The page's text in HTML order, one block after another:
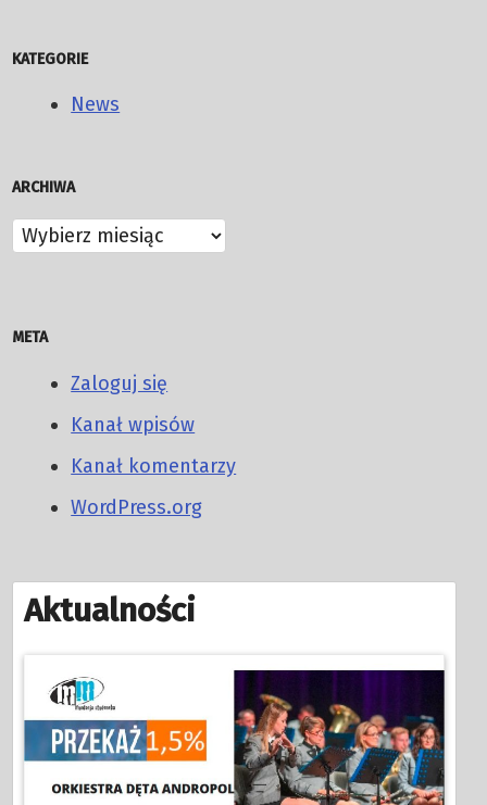
KATEGORIE
News
ARCHIWA
Archiwa
META
Zaloguj się
Kanał wpisów
Kanał komentarzy
WordPress.org
Aktualności